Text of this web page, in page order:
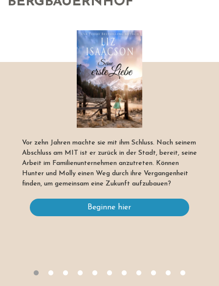
Vor zehn Jahren machte sie mit ihm Schluss. Nach seinem
Abschluss am MIT ist er zurück in der Stadt, bereit, seine
Arbeit im Familienunternehmen anzutreten. Können
Hunter und Molly einen Weg durch ihre Vergangenheit
finden, um gemeinsam eine Zukunft aufzubauen?
Beginne hier